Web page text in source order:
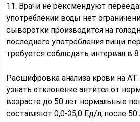
11. Врачи не рекомендуют
употреблении воды нет
сыворотки производится на
последнего употребления пищи
требуется соблюдать интервал в
Расшифровка анализа крови на
узнать отклонение антител от
возрасте до 50 лет нормальные
составляют 0,0-35,0 Ед/л; после 50